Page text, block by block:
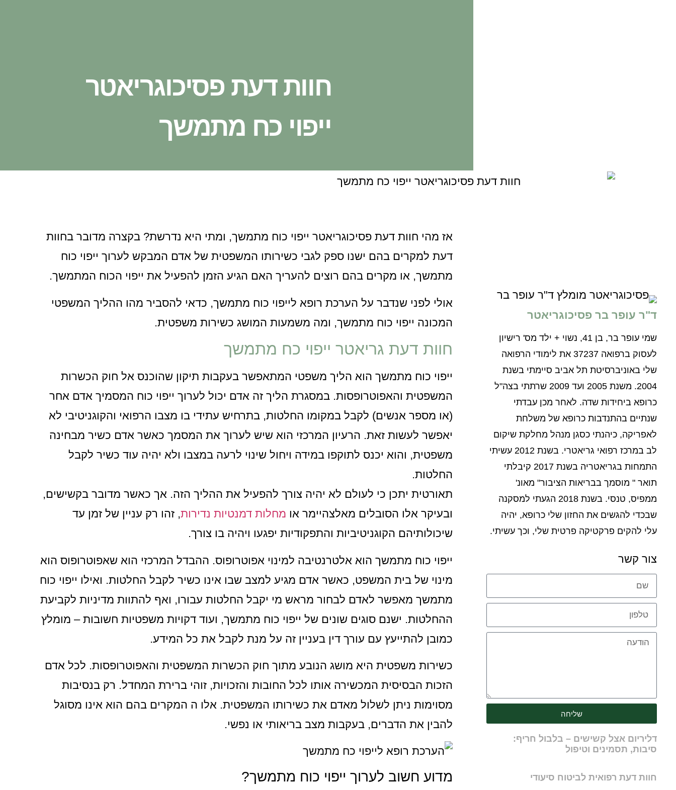
חוות דעת פסיכוגריאטר
ייפוי כח מתמשך
ד"ר עופר בר פסיכוגריאטר
שמי עופר בר, בן 41, נשוי + ילד מס' רישיון
לעסוק ברפואה 37237 את לימודי הרפואה
שלי באוניברסיטת תל אביב סיימתי בשנת
2004. משנת 2005 ועד 2009 שרתתי בצה"ל
כרופא ביחידות שדה. לאחר מכן עבדתי
שנתיים בהתנדבות כרופא של משלחת
לאפריקה, כיהנתי כסגן מנהל מחלקת שיקום
לב במרכז רפואי גריאטרי. בשנת 2012 עשיתי
התמחות בגריאטריה בשנת 2017 קיבלתי
תואר " מוסמך בבריאות הציבור" מאונ'
ממפיס, טנסי. בשנת 2018 הגעתי למסקנה
שבכדי להגשים את החזון שלי כרופא, יהיה
עלי להקים פרקטיקה פרטית שלי, וכך עשיתי.
צור קשר
שליחה
דליריום אצל קשישים – בלבול חריף:
סיבות, תסמינים וטיפול
חוות דעת רפואית לביטוח סיעודי
אז מהי חוות דעת פסיכוגריאטר ייפוי כוח מתמשך, ומתי היא נדרשת? בקצרה מדובר בחוות
דעת למקרים בהם ישנו ספק לגבי כשירותו המשפטית של אדם המבקש לערוך ייפוי כוח
מתמשך, או מקרים בהם רוצים להעריך האם הגיע הזמן להפעיל את ייפוי הכוח המתמשך.
אולי לפני שנדבר על הערכת רופא לייפוי כוח מתמשך, כדאי להסביר מהו ההליך המשפטי
המכונה ייפוי כוח מתמשך, ומה משמעות המושג כשירות משפטית.
חוות דעת גריאטר ייפוי כח מתמשך
ייפוי כוח מתמשך הוא הליך משפטי המתאפשר בעקבות תיקון שהוכנס אל חוק הכשרות
המשפטית והאפוטרופסות. במסגרת הליך זה אדם יכול לערוך ייפוי כוח המסמיך אדם אחר
(או מספר אנשים) לקבל במקומו החלטות, בתרחיש עתידי בו מצבו הרפואי והקוגניטיבי לא
יאפשר לעשות זאת. הרעיון המרכזי הוא שיש לערוך את המסמך כאשר אדם כשיר מבחינה
משפטית, והוא יכנס לתוקפו במידה ויחול שינוי לרעה במצבו ולא יהיה עוד כשיר לקבל
החלטות.
תאורטית יתכן כי לעולם לא יהיה צורך להפעיל את ההליך הזה. אך כאשר מדובר בקשישים,
ובעיקר אלו הסובלים מאלצהיימר או מחלות דמנטיות נדירות, זהו רק עניין של זמן עד
שיכולותיהם הקוגניטיביות והתפקודיות יפגעו ויהיה בו צורך.
ייפוי כוח מתמשך הוא אלטרנטיבה למינוי אפוטרופוס. ההבדל המרכזי הוא שאפוטרופוס הוא
מינוי של בית המשפט, כאשר אדם מגיע למצב שבו אינו כשיר לקבל החלטות. ואילו ייפוי כוח
מתמשך מאפשר לאדם לבחור מראש מי יקבל החלטות עבורו, ואף להתוות מדיניות לקביעת
ההחלטות. ישנם סוגים שונים של ייפוי כוח מתמשך, ועוד דקויות משפטיות חשובות – מומלץ
כמובן להתייעץ עם עורך דין בעניין זה על מנת לקבל את כל המידע.
כשירות משפטית היא מושג הנובע מתוך חוק הכשרות המשפטית והאפוטרופסות. לכל אדם
הזכות הבסיסית המכשירה אותו לכל החובות והזכויות, זוהי ברירת המחדל. רק בנסיבות
מסוימות ניתן לשלול מאדם את כשירותו המשפטית. אלו ה המקרים בהם הוא אינו מסוגל
להבין את הדברים, בעקבות מצב בריאותי או נפשי.
מדוע חשוב לערוך ייפוי כוח מתמשך?